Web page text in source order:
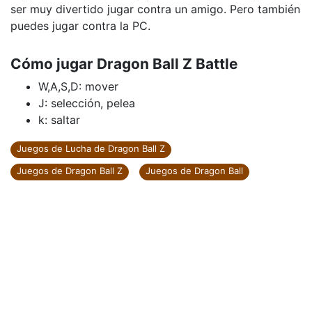
ser muy divertido jugar contra un amigo. Pero también
puedes jugar contra la PC.
Cómo jugar Dragon Ball Z Battle
W,A,S,D: mover
J: selección, pelea
k: saltar
Juegos de Lucha de Dragon Ball Z
Juegos de Dragon Ball Z
Juegos de Dragon Ball